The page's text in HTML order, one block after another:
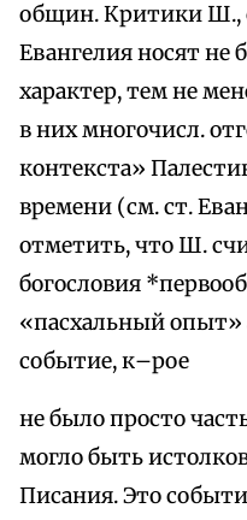
общин. Критики Ш.,
Евангелия носят не
характер, тем не
в них многочисл.
контекста»
времени (см. ст.
отметить, что Ш.
богословия
«пасхальный опыт»
событие, к–рое
не было просто
могло быть
Писания. Это